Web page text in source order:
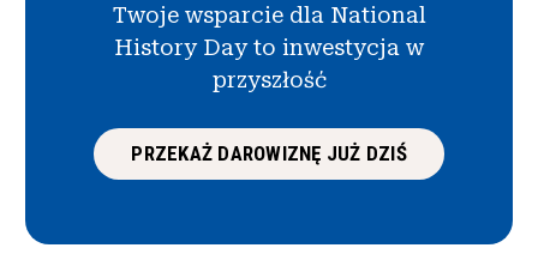
Twoje wsparcie dla National
History Day to inwestycja w
przyszłość
PRZEKAŻ DAROWIZNĘ JUŻ DZIŚ